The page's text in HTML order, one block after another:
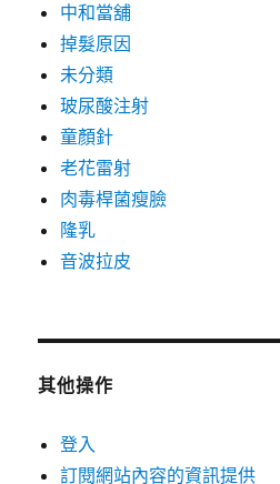
中和當舖
掉髮原因
未分類
玻尿酸注射
童顏針
老花雷射
肉毒桿菌瘦臉
隆乳
音波拉皮
其他操作
登入
訂閱網站內容的資訊提供